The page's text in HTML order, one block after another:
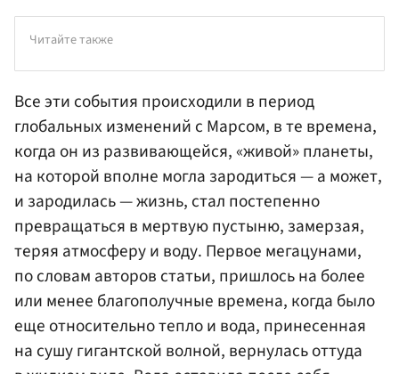
Читайте также
Все эти события происходили в период
глобальных изменений с Марсом, в те времена,
когда он из развивающейся, «живой» планеты,
на которой вполне могла зародиться — а может,
и зародилась — жизнь, стал постепенно
превращаться в мертвую пустыню, замерзая,
теряя атмосферу и воду. Первое мегацунами,
по словам авторов статьи, пришлось на более
или менее благополучные времена, когда было
еще относительно тепло и вода, принесенная
на сушу гигантской волной, вернулась оттуда